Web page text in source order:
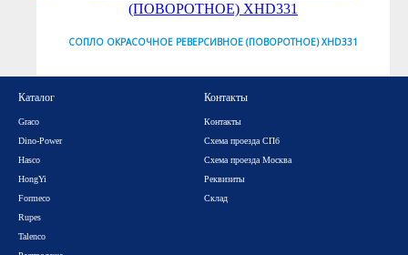
СОПЛО ОКРАСОЧНОЕ РЕВЕРСИВНОЕ (ПОВОРОТНОЕ) XHD331
Каталог
Graco
Dino-Power
Hasco
HongYi
Formeco
Rupes
Talenco
Контакты
Контакты
Схема проезда СПб
Схема проезда Москва
Реквизиты
Склад